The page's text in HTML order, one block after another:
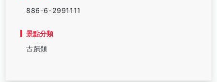
886-6-2991111
景點分類
古蹟類